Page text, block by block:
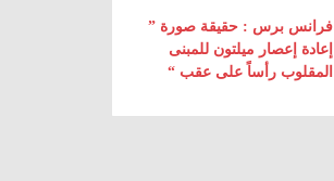
فرانس برس : حقيقة صورة ”
إعادة إعصار ميلتون للمبنى
المقلوب رأساً على عقب “